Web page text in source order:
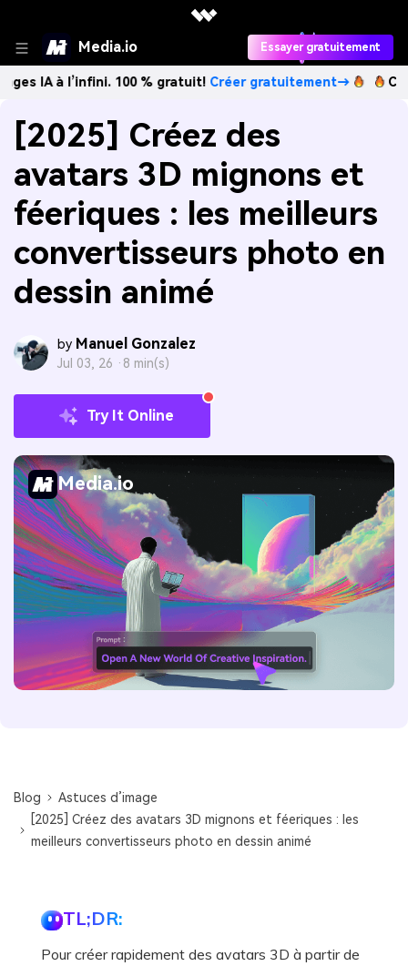
Media.io Essayer gratuitement
100 % gratuit!Créer gratuitement→ Créez des
[2025] Créez des
avatars 3D mignons et
féeriques : les meilleurs
convertisseurs photo en
dessin animé
by Manuel Gonzalez
Jul 03, 26 · 8 min(s)
Try It Online
Media.io
Blog
Astuces d’image
[2025] Créez des avatars 3D mignons et féeriques : les
meilleurs convertisseurs photo en dessin animé
TL;DR:
Pour créer rapidement des avatars 3D à partir de